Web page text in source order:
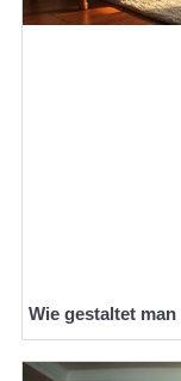
Wie gestaltet